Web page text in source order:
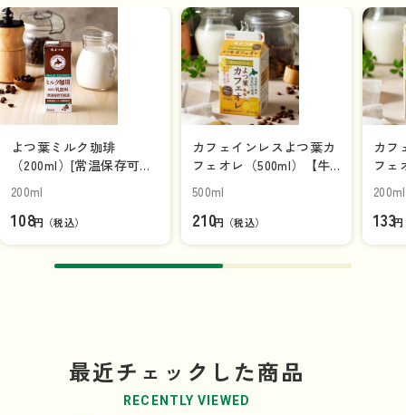
よつ葉ミルク珈琲
（200ml）[常温保存可能
品]【単品】
200ml
108円（税込）
カフェインレスよつ葉カ
フェオレ（500ml）【牛
乳パック】
500ml
210円（税込）
カフ
フェ
乳パ
200ml
133円
最近チェックした商品
RECENTLY VIEWED